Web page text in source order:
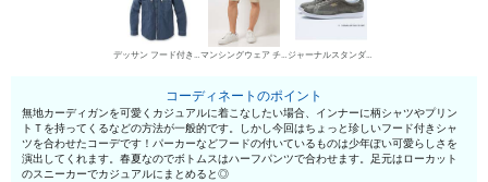
デッサン フード付きシャツ マンシングウェア チノパン・綿パン ジャーナルスタンダード ローカットスニーカー
コーディネートのポイント
無地カーディガンを可愛くカジュアルに着こなしたい場合、インナーに柄シャツやプリン
トＴを持ってくるなどの方法が一般的です。しかし今回はちょっと珍しいフード付きシャ
ツを合わせたコーデです！パーカーなどフードの付いているものは少年ぽい可愛らしさを
演出してくれます。春夏なのでボトムスはハーフパンツで合わせます。足元はローカット
のスニーカーでカジュアルにまとめると◎